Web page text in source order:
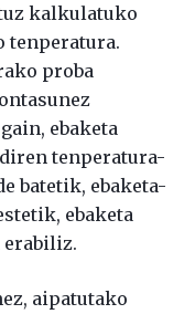
kalkulatuko
tenperatura.
proba
ebaketa
tenperatura-
batetik, ebaketa-
ebaketa
erabiliz.
aipatutako